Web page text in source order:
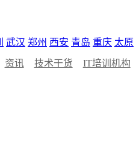
武汉 郑州 西安 青岛 重庆 太原
资讯 技术干货 IT培训机构